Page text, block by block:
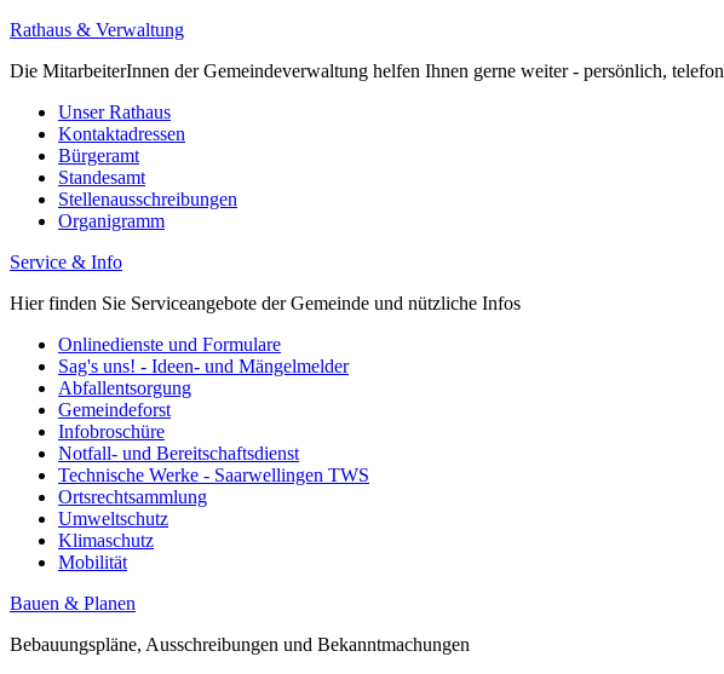
Rathaus & Verwaltung
Die MitarbeiterInnen der Gemeindeverwaltung helfen Ihnen gerne weiter - persönlich,
Unser Rathaus
Kontaktadressen
Bürgeramt
Standesamt
Stellenausschreibungen
Organigramm
Service & Info
Hier finden Sie Serviceangebote der Gemeinde und nützliche Infos
Onlinedienste und Formulare
Sag's uns! - Ideen- und Mängelmelder
Abfallentsorgung
Gemeindeforst
Infobroschüre
Notfall- und Bereitschaftsdienst
Technische Werke - Saarwellingen TWS
Ortsrechtsammlung
Umweltschutz
Klimaschutz
Mobilität
Bauen & Planen
Bebauungspläne, Ausschreibungen und Bekanntmachungen